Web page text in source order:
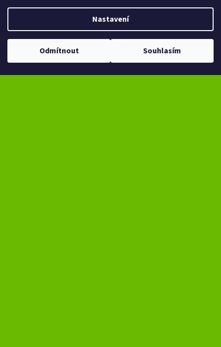
Nastavení
Odmítnout Souhlasím
Copyright 2026eXtrem-audio.cz. Všechna práva vyhrazena.
Upravit nastavení cookies